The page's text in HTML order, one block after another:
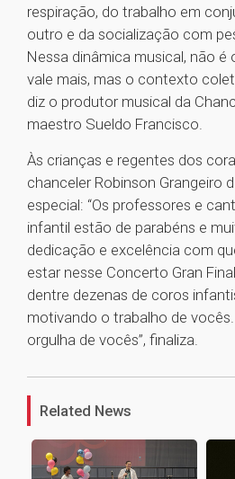
respiração, do trabalho em
outro e da socialização com
Nessa dinâmica musical, não é
vale mais, mas o contexto
diz o produtor musical da
maestro Sueldo Francisco.
Às crianças e regentes dos
chanceler Robinson Grangeiro
especial: “Os professores e
infantil estão de parabéns e
dedicação e excelência com
estar nesse Concerto Gran
dentre dezenas de coros
motivando o trabalho de
orgulha de vocês”, finaliza.
Related News